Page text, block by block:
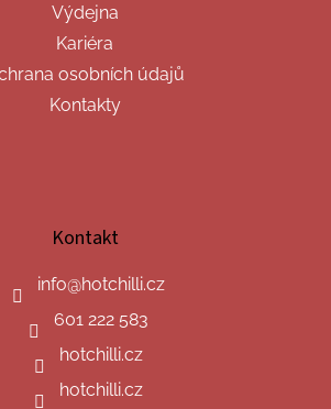
Výdejna
Kariéra
osobních údajů
Kontakty
Kontakt
info@hotchilli.cz
601 222 583
hotchilli.cz
hotchilli.cz